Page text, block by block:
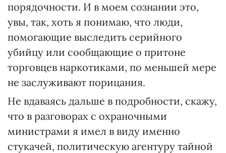
порядочности. И в моем сознании это,
увы, так, хоть я понимаю, что люди,
помогающие выследить серийного
убийцу или сообщающие о притоне
торговцев наркотиками, по меньшей мере
не заслуживают порицания.
Не вдаваясь дальше в подробности, скажу,
что в разговорах с охраночными
министрами я имел в виду именно
стукачей, политическую агентуру тайной